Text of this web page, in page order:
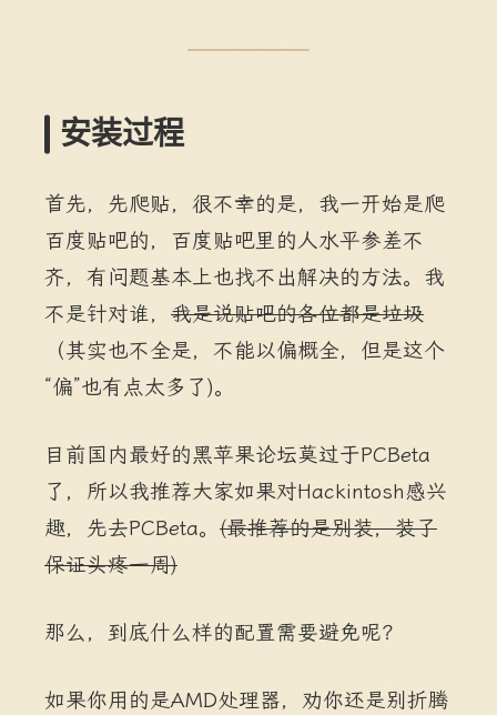
安装过程
首先，先爬贴，很不幸的是，我一开始是爬
百度贴吧的，百度贴吧里的人水平参差不
齐，有问题基本上也找不出解决的方法。我
不是针对谁， 我是说贴吧的各位都是垃圾
（其实也不全是，不能以偏概全，但是这个
“偏”也有点太多了)。
目前国内最好的黑苹果论坛莫过于PCBeta
了，所以我推荐大家如果对Hackintosh感兴
趣，先去PCBeta。 (最推荐的是别装，装了
保证头疼一周)
那么，到底什么样的配置需要避免呢？
如果你用的是AMD处理器，劝你还是别折腾